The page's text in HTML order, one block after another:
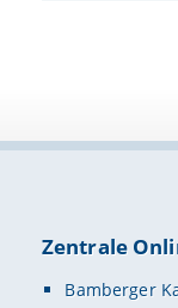
Zentrale
Bamberger